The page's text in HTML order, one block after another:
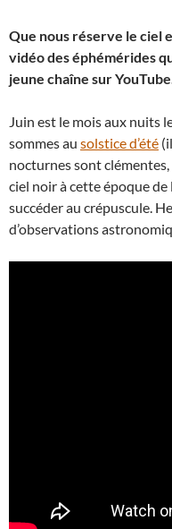
Que nous réserve le ciel
vidéo des éphémérides
jeune chaîne sur
Juin est le mois aux nuits
sommes au solstice d’été
nocturnes sont
ciel noir à cette époque de
succéder au crépuscule.
d’observations